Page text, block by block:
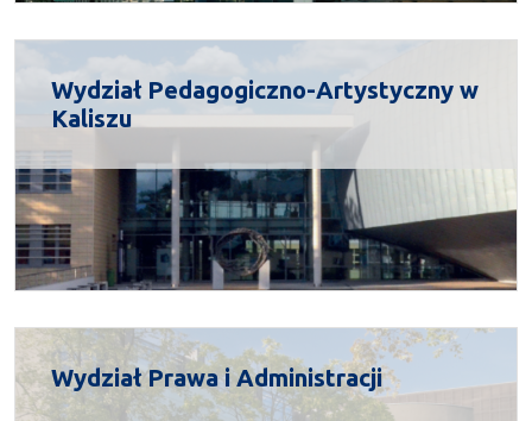
Wydział Pedagogiczno-Artystyczny w
Kaliszu
Wydział Prawa i Administracji